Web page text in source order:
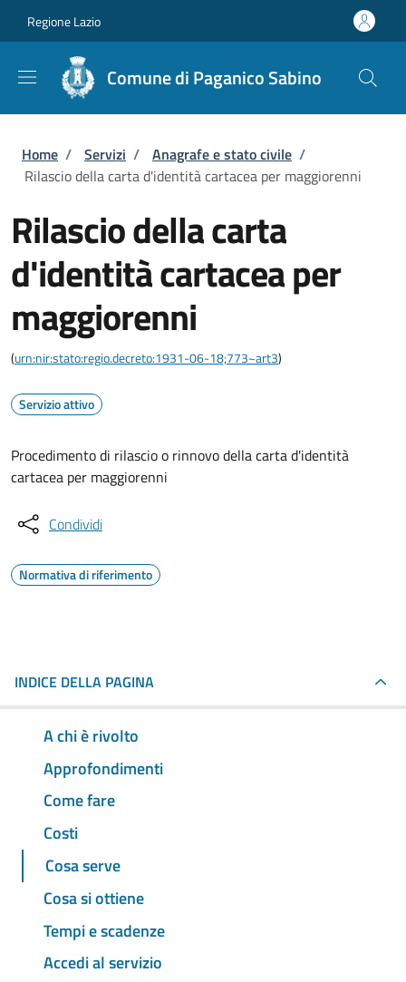
Regione Lazio
Comune di Paganico Sabino
Briciole di pane
Home / Servizi / Anagrafe e stato civile /
Rilascio della carta d'identità cartacea per maggiorenni
Rilascio della carta
d'identità cartacea per
maggiorenni
(urn:nir:stato:regio.decreto:1931-06-18;773~art3)
Servizio attivo
Procedimento di rilascio o rinnovo della carta d'identità
cartacea per maggiorenni
Condividi
Normativa di riferimento
INDICE DELLA PAGINA
A chi è rivolto
Approfondimenti
Come fare
Costi
Cosa serve
Cosa si ottiene
Tempi e scadenze
Accedi al servizio